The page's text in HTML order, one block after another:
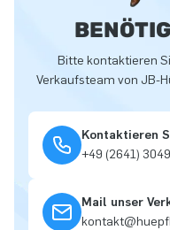
Bitte kontaktieren
Verkaufsteam von JB-
Kontaktieren
+49 (2641)
Mail unser